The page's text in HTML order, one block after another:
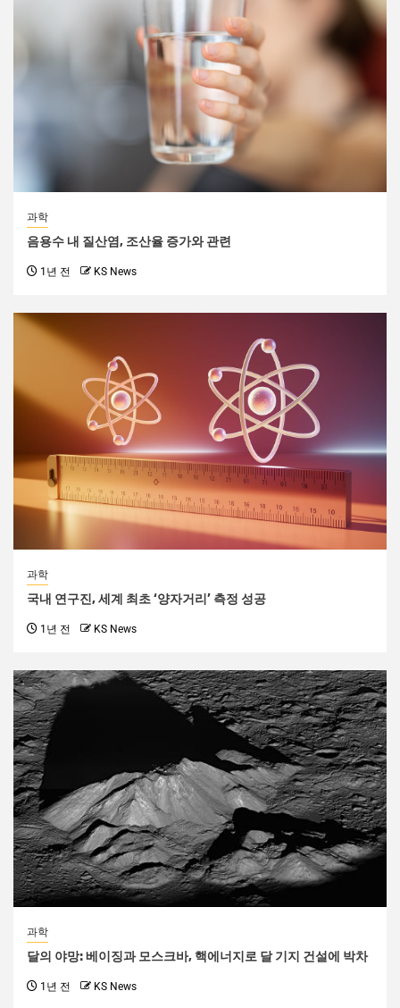
과학
음용수 내 질산염, 조산율 증가와 관련
1년 전 KS News
과학
국내 연구진, 세계 최초 ‘양자거리’ 측정 성공
1년 전 KS News
과학
달의 야망: 베이징과 모스크바, 핵에너지로 달 기지 건설에 박차
1년 전 KS News